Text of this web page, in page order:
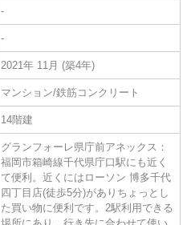
-
-
2021年 11月 (築4年)
マンション/鉄筋コンクリート
14階建
グランフォーレ県庁前アネックス：
福岡市箱崎線千代県庁口駅にも近く
て便利。近くにはローソン 博多千代
四丁目店(徒歩5分)がありちょっとし
た買い物に便利です。2駅利用できる